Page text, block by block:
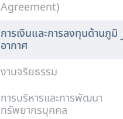
Agreement)
การเงินและการลงทุนด้านภูมิ
อากาศ
งานจริยธรรม
การบริหารและการพัฒนา
ทรัพยากรบุคคล